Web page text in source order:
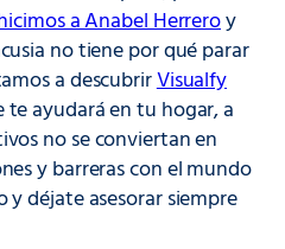
a Anabel Herreroy
no tiene por qué parar
a descubrirVisualfy
te ayudará en tu hogar, a
no se conviertan en
y barreras con el mundo
y déjate asesorar siempre